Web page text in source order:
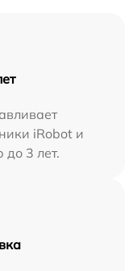
iRobot и
до 3 лет.